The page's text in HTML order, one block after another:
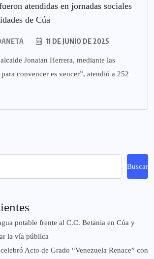
atendidas en jornadas sociales
de Cúa
11 DE JUNIO DE 2025
Jonatan Herrera, mediante las
convencer es vencer”, atendió a 252
Buscar
potable frente al C.C. Betania en Cúa y
la vía pública
Acto de Grado “Venezuela Renace” con